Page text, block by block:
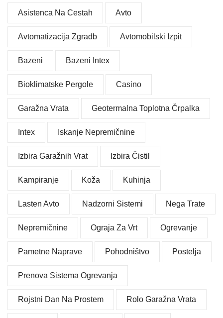
Asistenca Na Cestah Avto
Avtomatizacija Zgradb Avtomobilski Izpit
Bazeni Bazeni Intex
Bioklimatske Pergole Casino
Garažna Vrata Geotermalna Toplotna Črpalka
Intex Iskanje Nepremičnine
Izbira Garažnih Vrat Izbira Čistil
Kampiranje Koža Kuhinja
Lasten Avto Nadzorni Sistemi Nega Trate
Nepremičnine Ograja Za Vrt Ogrevanje
Pametne Naprave Pohodništvo Postelja
Prenova Sistema Ogrevanja
Rojstni Dan Na Prostem Rolo Garažna Vrata